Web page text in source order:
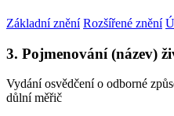
Základní znění Rozšířené znění
3. Pojmenování (název)
Vydání osvědčení o odborné
důlní měřič